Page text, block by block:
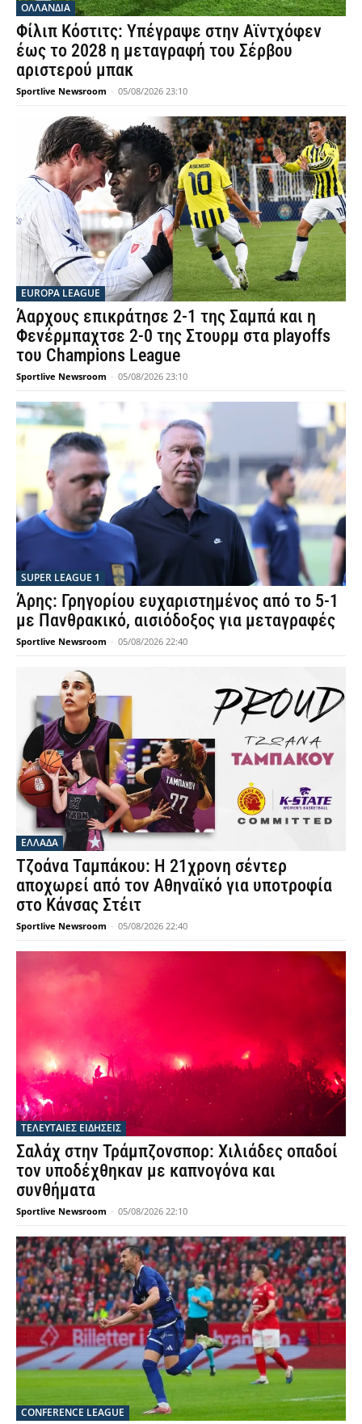
OΛΛΑΝΔΊΑ
Φίλιπ Κόστιτς: Υπέγραψε στην Αϊντχόφεν
έως το 2028 η μεταγραφή του Σέρβου
αριστερού μπακ
Sportlive Newsroom - 05/08/2026 23:10
EUROPA LEAGUE
Άαρχους επικράτησε 2-1 της Σαμπά και η
Φενέρμπαχτσε 2-0 της Στουρμ στα playoffs
του Champions League
Sportlive Newsroom - 05/08/2026 23:10
SUPER LEAGUE 1
Άρης: Γρηγορίου ευχαριστημένος από το 5-1
με Πανθρακικό, αισιόδοξος για μεταγραφές
Sportlive Newsroom - 05/08/2026 22:40
ΕΛΛΑΔΑ
Τζοάνα Ταμπάκου: Η 21χρονη σέντερ
αποχωρεί από τον Αθηναϊκό για υποτροφία
στο Κάνσας Στέιτ
Sportlive Newsroom - 05/08/2026 22:40
ΤΕΛΕΥΤΑΙΕΣ ΕΙΔΗΣΕΙΣ
Σαλάχ στην Τράμπζονσπορ: Χιλιάδες οπαδοί
τον υποδέχθηκαν με καπνογόνα και
συνθήματα
Sportlive Newsroom - 05/08/2026 22:10
CONFERENCE LEAGUE